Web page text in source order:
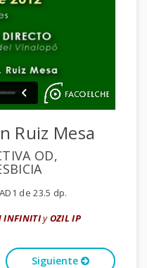
Ruiz Mesa
OD,
de 23.5 dp.
INFINITIyOZIL IP
Siguiente